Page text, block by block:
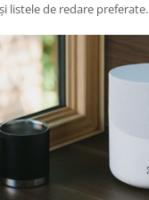
listele de redare preferate.